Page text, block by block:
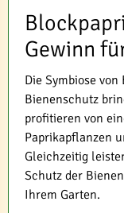
Gewinn
Die Symbiose
Bienenschutz
profitieren von
Paprikapflanzen
Gleichzeitig
Schutz der
Ihrem Garten.